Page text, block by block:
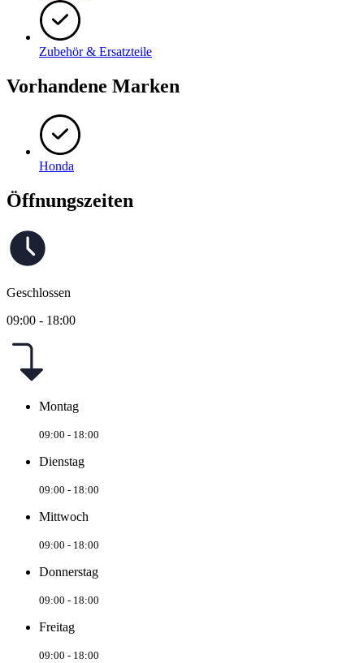
Zubehör & Ersatzteile
Vorhandene Marken
Honda
Öffnungszeiten
Geschlossen
09:00 - 18:00
Montag
09:00 - 18:00
Dienstag
09:00 - 18:00
Mittwoch
09:00 - 18:00
Donnerstag
09:00 - 18:00
Freitag
09:00 - 18:00